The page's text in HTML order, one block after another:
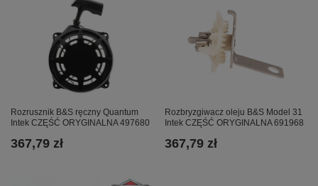
Rozrusznik B&S ręczny Quantum
Intek CZĘŚĆ ORYGINALNA 497680
367,79 zł
Rozbryzgiwacz oleju B&S Model 31
Intek CZĘŚĆ ORYGINALNA 691968
367,79 zł